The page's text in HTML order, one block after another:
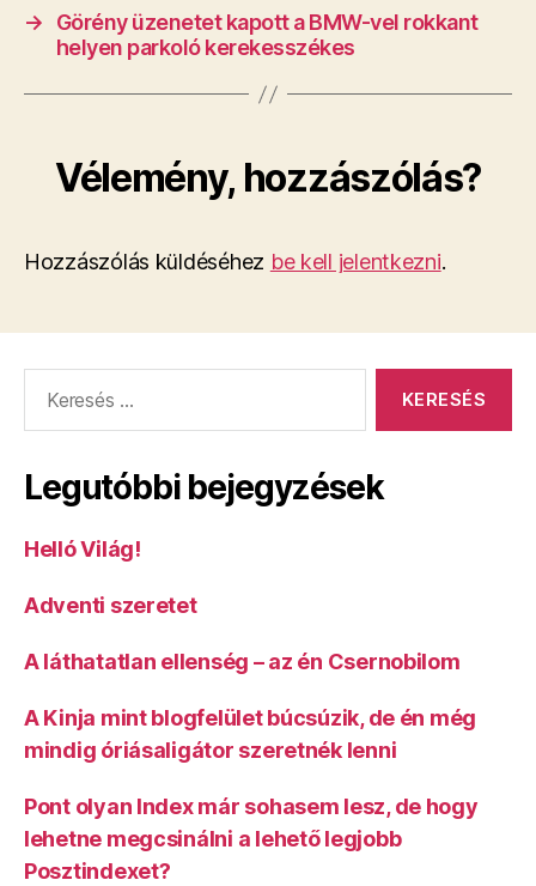
→
Görény üzenetet kapott a BMW-vel rokkant
helyen parkoló kerekesszékes
Vélemény, hozzászólás?
Hozzászólás küldéséhez be kell jelentkezni.
Legutóbbi bejegyzések
Helló Világ!
Adventi szeretet
A láthatatlan ellenség – az én Csernobilom
A Kinja mint blogfelület búcsúzik, de én még
mindig óriásaligátor szeretnék lenni
Pont olyan Index már sohasem lesz, de hogy
lehetne megcsinálni a lehető legjobb
Posztindexet?